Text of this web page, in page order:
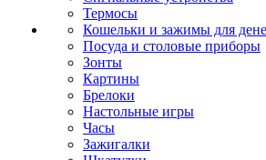
Термосы
Кошельки и зажимы для
Посуда и столовые приборы
Зонты
Картины
Брелоки
Настольные игры
Часы
Зажигалки